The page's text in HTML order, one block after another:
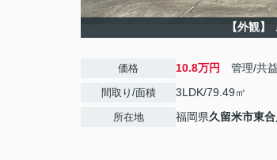
【外観】
価格 10.8万円 管理/共
間取り/面積 3LDK/79.49㎡
所在地 福岡県久留米市東